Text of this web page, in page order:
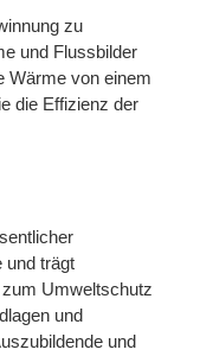
zu
und Flussbilder
Wärme von einem
die Effizienz der
und trägt
Umweltschutz
und
und